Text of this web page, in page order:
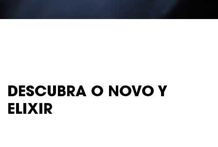
DESCUBRA O NOVO Y
ELIXIR